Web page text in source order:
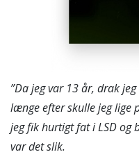
”Da jeg var 13 år, drak
længe efter skulle jeg lige
jeg fik hurtigt fat i LSD og
var det slik.